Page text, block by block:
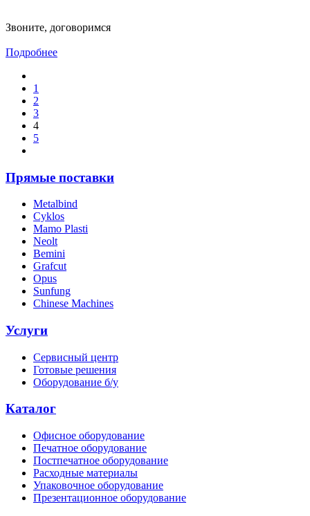
Звоните, договоримся
Подробнее
1
2
3
4
5
Прямые поставки
Metalbind
Cyklos
Mamo Plasti
Neolt
Bemini
Grafcut
Opus
Sunfung
Chinese Machines
Услуги
Сервисный центр
Готовые решения
Оборудование б/у
Каталог
Офисное оборудование
Печатное оборудование
Постпечатное оборудование
Расходные материалы
Упаковочное оборудование
Презентационное оборудование